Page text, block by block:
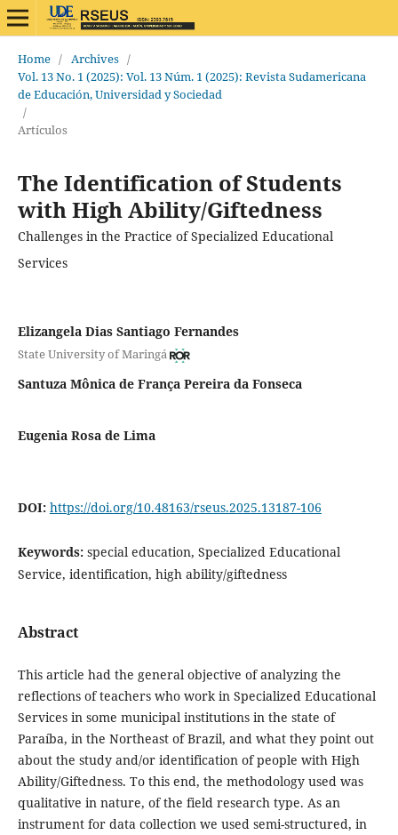
Home / Archives /
Vol. 13 No. 1 (2025): Vol. 13 Núm. 1 (2025): Revista Sudamericana
de Educación, Universidad y Sociedad
/
Artículos
The Identification of Students
with High Ability/Giftedness
Challenges in the Practice of Specialized Educational
Services
Elizangela Dias Santiago Fernandes
State University of Maringá
Santuza Mônica de França Pereira da Fonseca
Eugenia Rosa de Lima
DOI: https://doi.org/10.48163/rseus.2025.13187-106
Keywords: special education, Specialized Educational
Service, identification, high ability/giftedness
Abstract
This article had the general objective of analyzing the
reflections of teachers who work in Specialized Educational
Services in some municipal institutions in the state of
Paraíba, in the Northeast of Brazil, and what they point out
about the study and/or identification of people with High
Ability/Giftedness. To this end, the methodology used was
qualitative in nature, of the field research type. As an
instrument for data collection we used semi-structured, in